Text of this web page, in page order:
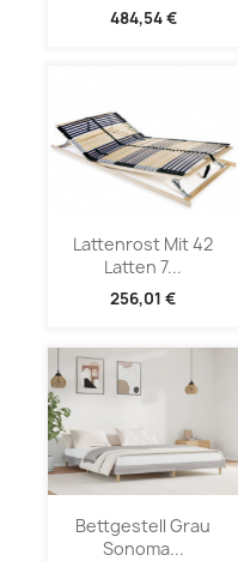
484,54 €
Lattenrost Mit 42
Latten 7...
256,01 €
Bettgestell Grau
Sonoma...